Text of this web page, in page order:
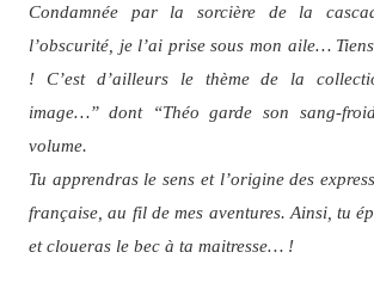
Condamnée par la sorcière de la
l’obscurité, je l’ai prise sous mon aile…
! C’est d’ailleurs le thème de la
image…” dont “Théo garde son sang-
volume.
Tu apprendras le sens et l’origine des
française, au fil de mes aventures. Ainsi, tu
et cloueras le bec à ta maitresse… !